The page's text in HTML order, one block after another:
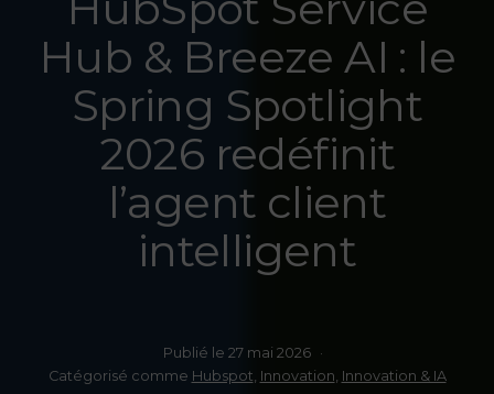
Hub & Breeze AI : le
Spring Spotlight
2026 redéfinit
l’agent client
intelligent
Publié le 27 mai 2026
Catégorisé comme Hubspot, Innovation, Innovation & IA